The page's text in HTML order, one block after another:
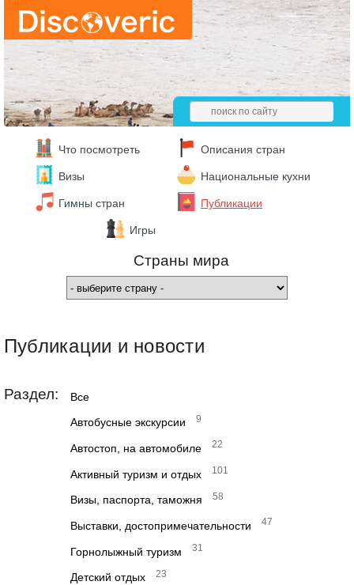
Что посмотреть Описания стран
Визы Национальные кухни
Гимны стран Публикации
Игры
Страны мира
Публикации и новости
Раздел: Все
Автобусные экскурсии 9
Автостоп, на автомобиле 22
Активный туризм и отдых 101
Визы, паспорта, таможня 58
Выставки, достопримечательности 47
Горнолыжный туризм 31
Детский отдых 23